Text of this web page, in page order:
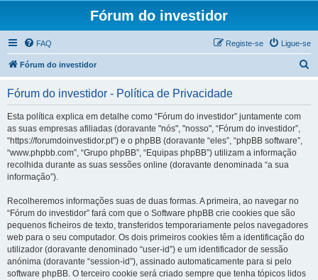
Fórum do investidor
FAQ Ligue-se
Registe-se
Fórum do investidor
Fórum do investidor - Política de Privacidade
Esta política explica em detalhe como “Fórum do investidor” juntamente com
as suas empresas afiliadas (doravante "nós", "nosso", “Fórum do investidor”,
“https://forumdoinvestidor.pt”) e o phpBB (doravante “eles”, “phpBB software”,
“www.phpbb.com”, “Grupo phpBB”, “Equipas phpBB”) utilizam a informação
recolhida durante as suas sessões online (doravante denominada “a sua
informação”).
Recolheremos informações suas de duas formas. A primeira, ao navegar no
“Fórum do investidor” fará com que o Software phpBB crie cookies que são
pequenos ficheiros de texto, transferidos temporariamente pelos navegadores
web para o seu computador. Os dois primeiros cookies têm a identificação do
utilizador (doravante denominado “user-id”) e um identificador de sessão
anónima (doravante “session-id”), assinado automaticamente para si pelo
software phpBB. O terceiro cookie será criado sempre que tenha tópicos lidos